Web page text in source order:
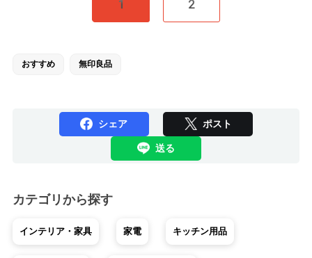
1 2
おすすめ 無印良品
シェア ポスト
送る
カテゴリから探す
インテリア・家具 家電 キッチン用品